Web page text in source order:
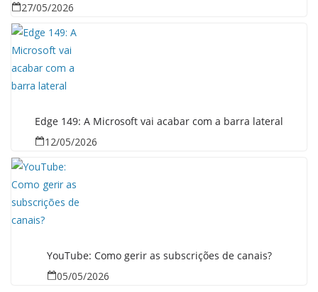
27/05/2026
Edge 149: A Microsoft vai acabar com a barra lateral
12/05/2026
YouTube: Como gerir as subscrições de canais?
05/05/2026